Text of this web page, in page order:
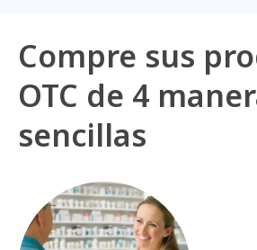
Compre sus
OTC de 4
sencillas